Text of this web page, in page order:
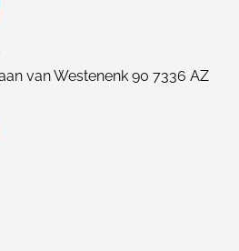
van Westenenk 90 7336 AZ